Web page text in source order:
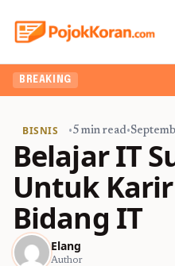
BREAKING
BISNIS •5 min read•
Belajar IT
Untuk
Bidang IT
Elang
Author